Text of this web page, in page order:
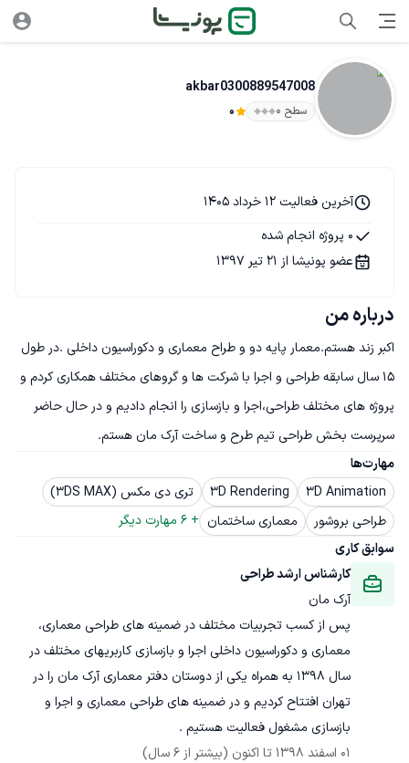
akbar0300889547008
سطح ۰ 0
درباره من
اکبر زند هستم.معمار پایه دو و طراح معماری و دکوراسیون داخلی .در طول
15 سال سابقه طراحی و اجرا با شرکت ها و گروهای مختلف همکاری کردم و
پروژه های مختلف طراحی،اجرا و بازسازی را انجام دادیم و در حال حاضر
سرپرست بخش طراحی تیم طرح و ساخت آرک مان هستم.
مهارت‌ها
3D Animation
3D Rendering
تری دی مکس (3DS MAX)
طراحی بروشور
معماری ساختمان +
6 مهارت دیگر
سوابق کاری
کارشناس ارشد طراحی
آرک مان
پس از کسب تجربیات مختلف در ضمینه های طراحی معماری،
معماری و دکوراسیون داخلی اجرا و بازسازی کاربریهای مختلف در
سال 1398 به همراه یکی از دوستان دفتر معماری آرک مان را در
تهران افتتاح کردیم و در ضمینه های طراحی معماری و اجرا و
بازسازی مشغول فعالیت هستیم .
01 اسفند 1398
تا اکنون (بیشتر از 6 سال)
آخرین فعالیت 12 خرداد 1405
0 پروژه انجام شده
عضو پونیشا از 21 تیر 1397